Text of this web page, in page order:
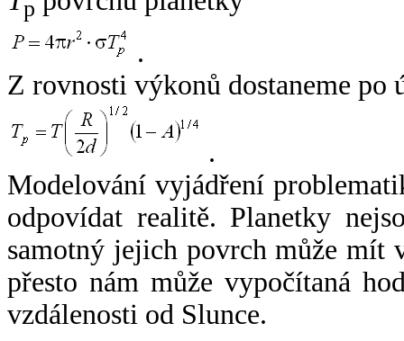
p
.
Z rovnosti výkonů dostaneme po
.
Modelování vyjádření
odpovídat realitě. Planetky
samotný jejich povrch může mít
přesto nám může vypočítaná
vzdálenosti od Slunce.